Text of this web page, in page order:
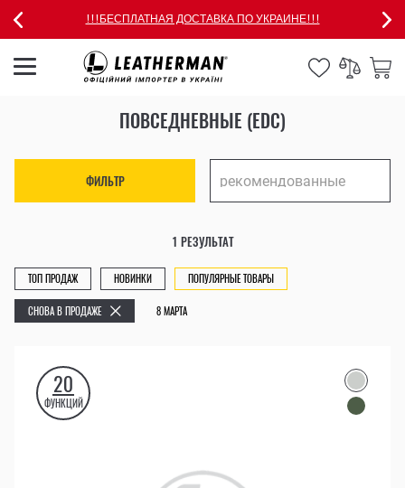
!!!БЕСПЛАТНАЯ ДОСТАВКА ПО УКРАИНЕ!!!
ПОВСЕДНЕВНЫЕ (EDC)
ФИЛЬТР
1 РЕЗУЛЬТАТ
ТОП ПРОДАЖ НОВИНКИ ПОПУЛЯРНЫЕ ТОВАРЫ
СНОВА В ПРОДАЖЕ 8 МАРТА
20
ФУНКЦИЙ